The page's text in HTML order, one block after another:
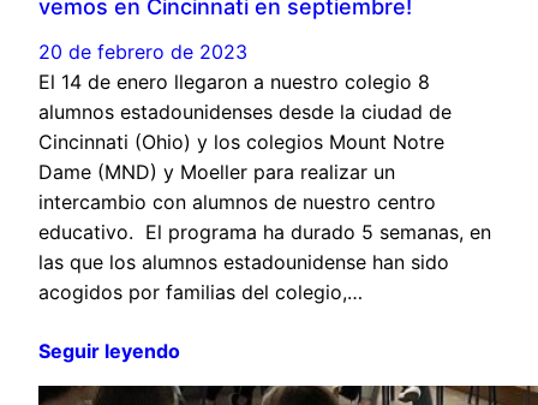
vemos en Cincinnati en septiembre!
20 de febrero de 2023
El 14 de enero llegaron a nuestro colegio 8
alumnos estadounidenses desde la ciudad de
Cincinnati (Ohio) y los colegios Mount Notre
Dame (MND) y Moeller para realizar un
intercambio con alumnos de nuestro centro
educativo. El programa ha durado 5 semanas, en
las que los alumnos estadounidense han sido
acogidos por familias del colegio,…
Seguir leyendo